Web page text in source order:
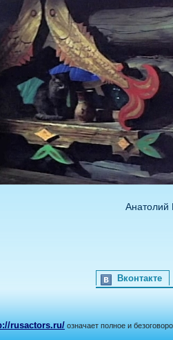
Анатолий
Вконтакте
rusactors.ru/ означает полное и